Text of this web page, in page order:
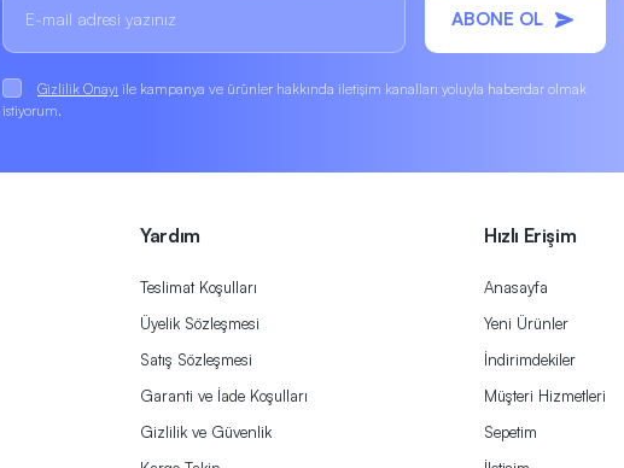
ABONE OL
Gizlilik Onayı ile kampanya ve ürünler hakkında iletişim kanalları yoluyla haberdar olmak
istiyorum.
Yardım
Teslimat Koşulları
Üyelik Sözleşmesi
Satış Sözleşmesi
Garanti ve İade Koşulları
Gizlilik ve Güvenlik
Hızlı Erişim
Anasayfa
Yeni Ürünler
İndirimdekiler
Müşteri Hizmetleri
Sepetim